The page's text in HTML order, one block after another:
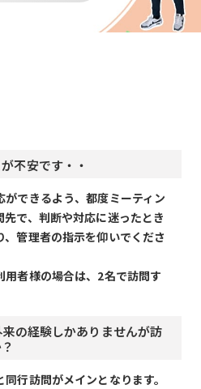
不安です・・
ができるよう、都度ミーティン
で、判断や対応に迷ったとき
、管理者の指示を仰いでくださ
用者様の場合は、2名で訪問す
の経験しかありませんが訪
行訪問がメインとなります。